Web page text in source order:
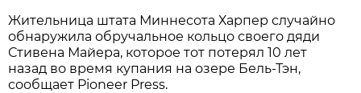
Жительница штата Миннесота Харпер случайно
обнаружила обручальное кольцо своего дяди
Стивена Майера, которое тот потерял 10 лет
назад во время купания на озере Бель-Тэн,
сообщает Pioneer Press.